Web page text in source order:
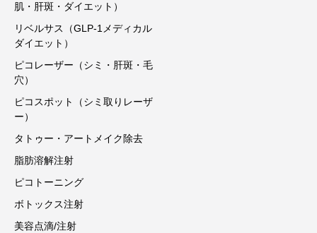
肌・肝斑・ダイエット）
リベルサス（GLP-1メディカル
ダイエット）
ピコレーザー（シミ・肝斑・毛
穴）
ピコスポット（シミ取りレーザ
ー）
タトゥー・アートメイク除去
脂肪溶解注射
ピコトーニング
ボトックス注射
美容点滴/注射